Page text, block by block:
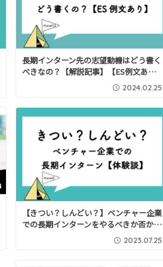
長期インターン先の志望動機はどう書く
べきなの？【解説記事】【ES例文あ…
2024.02.25
【きつい？しんどい？】ベンチャー企業
での長期インターンをやるべきか否か…
2023.07.25